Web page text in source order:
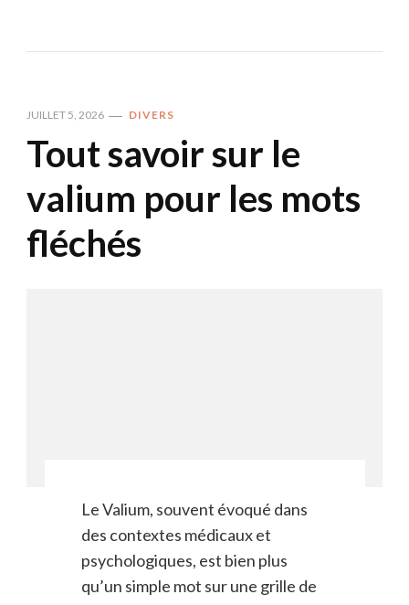
JUILLET 5, 2026 DIVERS
Tout savoir sur le
valium pour les mots
fléchés
Le Valium, souvent évoqué dans
des contextes médicaux et
psychologiques, est bien plus
qu’un simple mot sur une grille de